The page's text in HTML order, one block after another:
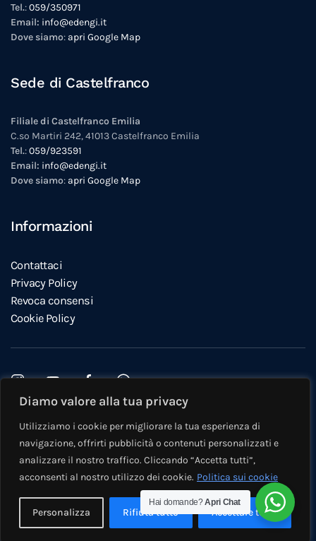
Diamo valore alla tua privacy
Utilizziamo i cookie per migliorare la tua esperienza di
navigazione, offrirti pubblicità o contenuti personalizzati e
analizzare il nostro traffico. Cliccando “Accetta tutti”,
acconsenti al nostro utilizzo dei cookie. Politica sui cookie
Personalizza Rifiuta tutto Accettare tutto
Tel.:059/350971
Email: info@edengi.it
Dove siamo: apri Google Map
Sede di Castelfranco
Filiale di Castelfranco Emilia
C.so Martiri 242, 41013 Castelfranco Emilia
Tel.:059/923591
Email: info@edengi.it
Dove siamo: apri Google Map
Informazioni
Contattaci
Privacy Policy
Revoca consensi
Cookie Policy
Questo sito è protetto da reCAPTCHA e si applicano la
e i Termini di servizio
di Google.
©2026Eden Immobiliare Modena e Castelfranco. Tutti i diritti
riservati
Hai domande?Apri Chat